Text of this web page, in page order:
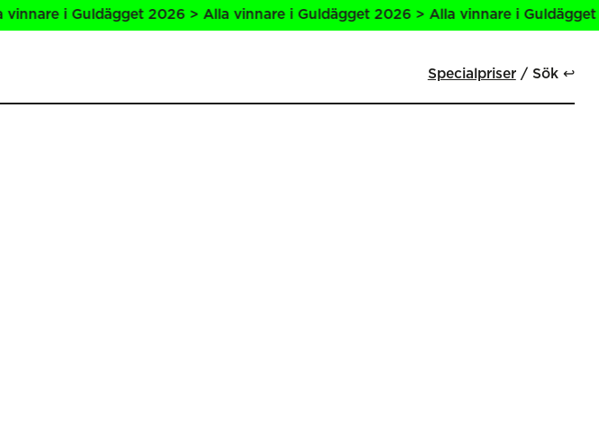
i Guldägget 2026 > Alla vinnare i Guldägget 2026 > Alla vinnare i Guldägget
Specialpriser Sök ↩